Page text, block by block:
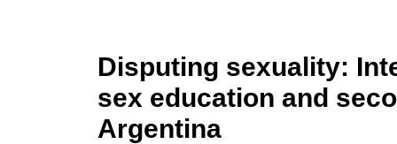
Disputing sexuality:
sex education and
Argentina